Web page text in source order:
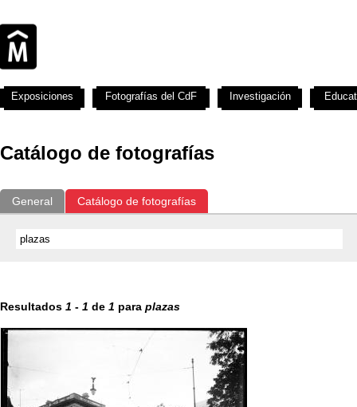
Catálogo de fotografías
General Catálogo de fotografías
Resultados 1 - 1 de 1 para plazas
Exposiciones Fotografías del CdF Investigación